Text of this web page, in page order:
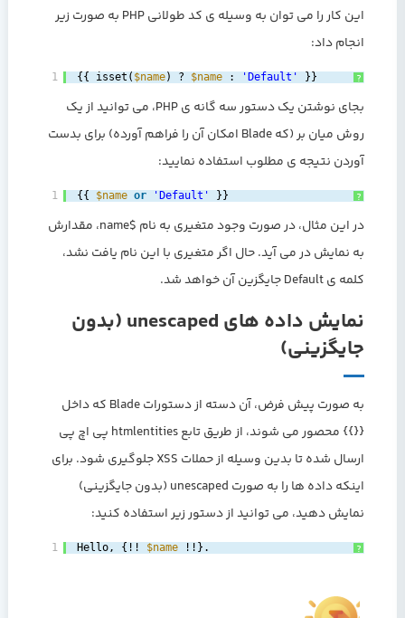
این کار را می توان به وسیله ی کد طولانی PHP به صورت زیر
انجام داد:
?
1 {{ isset( $name) ? $name : 'Default' }}
بجای نوشتن یک دستور سه گانه ی PHP، می توانید از یک
روش میان بر (که Blade امکان آن را فراهم آورده) برای بدست
آوردن نتیجه ی مطلوب استفاده نمایید:
?
1 {{ $name or 'Default' }}
در این مثال، در صورت وجود متغیری به نام $name، مقدارش
به نمایش در می آید. حال اگر متغیری با این نام یافت نشد،
کلمه ی Default جایگزین آن خواهد شد.
نمایش داده های unescaped (بدون
جایگزینی)
به صورت پیش فرض، آن دسته از دستورات Blade که داخل
{{}} محصور می شوند، از طریق تابع htmlentities پی اچ پی
ارسال شده تا بدین وسیله از حملات XSS جلوگیری شود. برای
اینکه داده ها را به صورت unescaped (بدون جایگزینی)
نمایش دهید، می توانید از دستور زیر استفاده کنید:
?
1 Hello, {!! $name !!}.